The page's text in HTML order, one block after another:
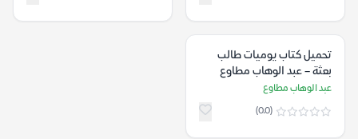
تحميل كتاب يوميات طالب
بعثة – عبد الوهاب مطاوع
عبد الوهاب مطاوع
(0.0)